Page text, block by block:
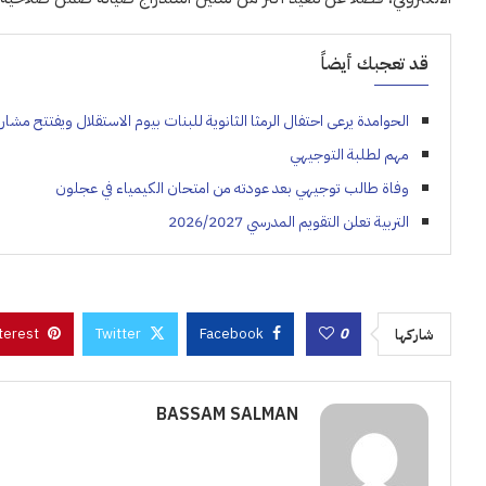
قد تعجبك أيضاً
الحوامدة يرعى احتفال الرمثا الثانوية للبنات بيوم الاستقلال ويفتتح
مهم لطلبة التوجيهي
وفاة طالب توجيهي بعد عودته من امتحان الكيمياء في عجلون
التربية تعلن التقويم المدرسي 2026/2027
شاركها 0
Facebook
Twitter
BASSAM SALMAN